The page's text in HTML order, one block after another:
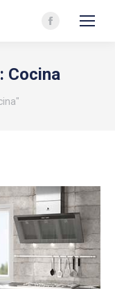
Facebook
in
Cocina